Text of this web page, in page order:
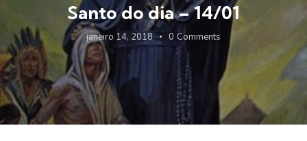
Santo do dia – 14/01
janeiro 14, 2018 0 Comments